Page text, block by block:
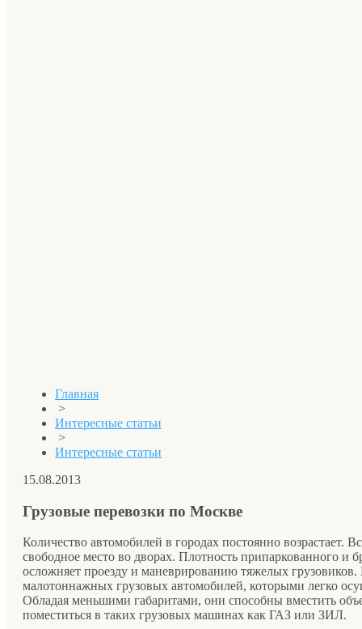
Главная
>
Интересные статьи
>
Интересные статьи
15.08.2013
Грузовые перевозки по Москве
Количество автомобилей в городах постоянно возрастает.
свободное место во дворах. Плотность припаркованного и
осложняет проезду и маневрированию тяжелых
малотоннажных грузовых автомобилей, которыми легко
Обладая меньшими габаритами, они способны вместить
поместиться в таких грузовых машинах как ГАЗ или ЗИЛ.